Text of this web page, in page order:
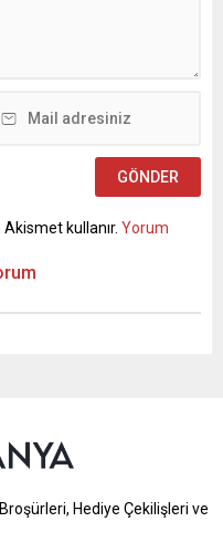
kullanır. Yorum
Hediye Çekilişleri ve